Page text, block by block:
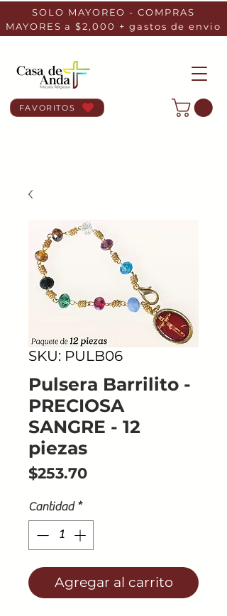
SOLO MAYOREO - COMPRAS
MAYORES a $2,000 + gastos de envio
FAVORITOS
SKU: PULB06
Pulsera Barrilito -
PRECIOSA
SANGRE - 12
piezas
$253.70Precio
Cantidad *
Agregar al carrito